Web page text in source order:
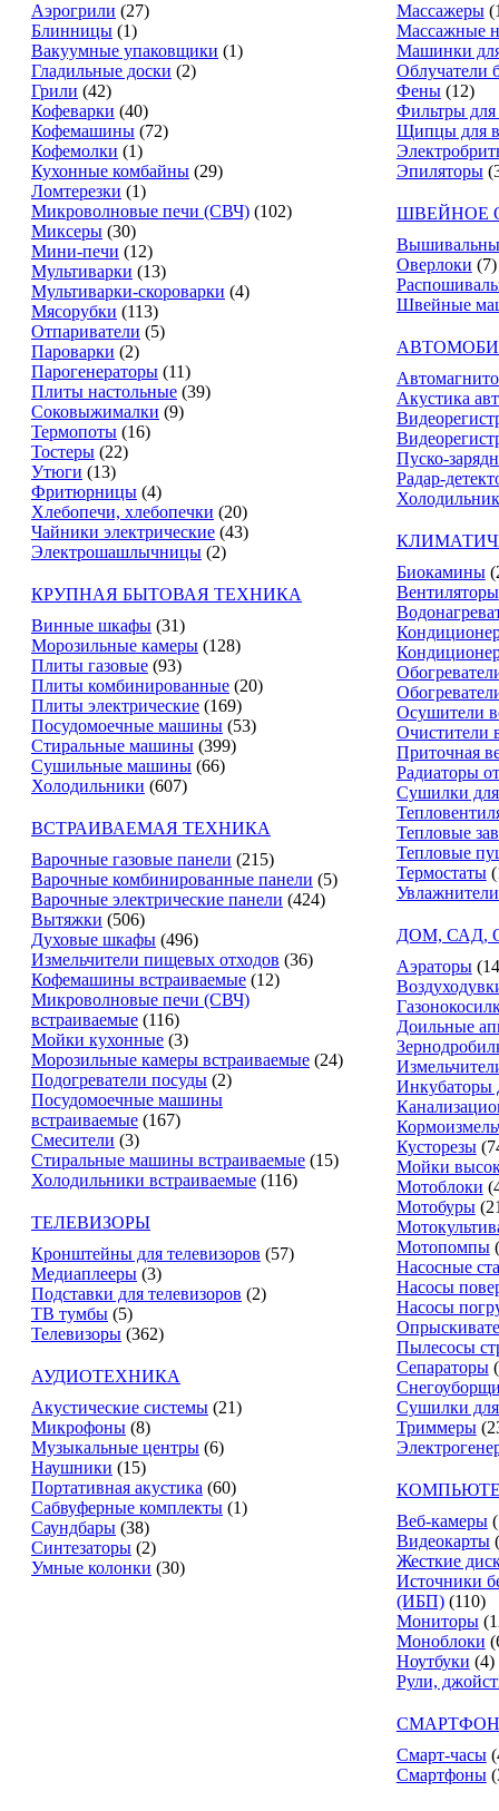
Аэрогрили (27)
Блинницы (1)
Вакуумные упаковщики (1)
Гладильные доски (2)
Грили (42)
Кофеварки (40)
Кофемашины (72)
Кофемолки (1)
Кухонные комбайны (29)
Ломтерезки (1)
Микроволновые печи (СВЧ) (102)
Миксеры (30)
Мини-печи (12)
Мультиварки (13)
Мультиварки-скороварки (4)
Мясорубки (113)
Отпариватели (5)
Пароварки (2)
Парогенераторы (11)
Плиты настольные (39)
Соковыжималки (9)
Термопоты (16)
Тостеры (22)
Утюги (13)
Фритюрницы (4)
Хлебопечи, хлебопечки (20)
Чайники электрические (43)
Электрошашлычницы (2)
КРУПНАЯ БЫТОВАЯ ТЕХНИКА
Винные шкафы (31)
Морозильные камеры (128)
Плиты газовые (93)
Плиты комбинированные (20)
Плиты электрические (169)
Посудомоечные машины (53)
Стиральные машины (399)
Сушильные машины (66)
Холодильники (607)
ВСТРАИВАЕМАЯ ТЕХНИКА
Варочные газовые панели (215)
Варочные комбинированные панели (5)
Варочные электрические панели (424)
Вытяжки (506)
Духовые шкафы (496)
Измельчители пищевых отходов (36)
Кофемашины встраиваемые (12)
Микроволновые печи (СВЧ)
встраиваемые (116)
Мойки кухонные (3)
Морозильные камеры встраиваемые (24)
Подогреватели посуды (2)
Посудомоечные машины
встраиваемые (167)
Смесители (3)
Стиральные машины встраиваемые (15)
Холодильники встраиваемые (116)
ТЕЛЕВИЗОРЫ
Кронштейны для телевизоров (57)
Медиаплееры (3)
Подставки для телевизоров (2)
ТВ тумбы (5)
Телевизоры (362)
АУДИОТЕХНИКА
Акустические системы (21)
Микрофоны (8)
Музыкальные центры (6)
Наушники (15)
Портативная акустика (60)
Сабвуферные комплекты (1)
Саундбары (38)
Синтезаторы (2)
Умные колонки (30)
Массажеры
Массажные
Машинки
Облучатели
Фены (12)
Фильтры
Щипцы для
Эпиляторы
ШВЕЙНОЕ
Оверлоки (7)
Швейные
Акустика
Пуско-
Радар-
Биокамины
Вентиляторы
Осушители
Очистители
Приточная
Радиаторы
Сушилки
Тепловые
Тепловые
Термостаты
ДОМ, САД,
Аэраторы
Доильные
Инкубаторы
Кусторезы
Мойки
Мотоблоки
Мотобуры
Мотопомпы
Насосные
Насосы
Насосы
Пылесосы
Сепараторы
Сушилки
Триммеры
Веб-камеры
Видеокарты
Жесткие
Источники
(ИБП) (110)
Мониторы
Моноблоки
Ноутбуки (4)
Рули,
Смарт-часы
Смартфоны